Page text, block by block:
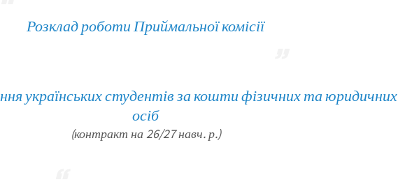
Розклад роботи Приймальної комісії
українських студентів за кошти фізичних та юридичних
осіб
(контракт на 26/27 навч. р.)